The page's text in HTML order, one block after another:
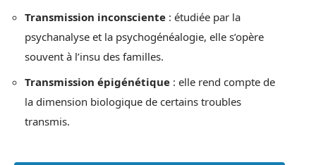
Transmission inconsciente : étudiée par la
psychanalyse et la psychogénéalogie, elle s’opère
souvent à l’insu des familles.
Transmission épigénétique : elle rend compte de
la dimension biologique de certains troubles
transmis.